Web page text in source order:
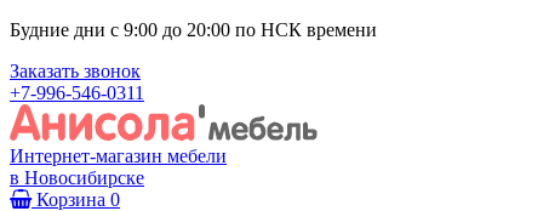
Будние дни с 9:00 до 20:00 по НСК времени
Заказать звонок
+7-996-546-0311
Интернет-магазин мебели
в Новосибирске
Корзина 0